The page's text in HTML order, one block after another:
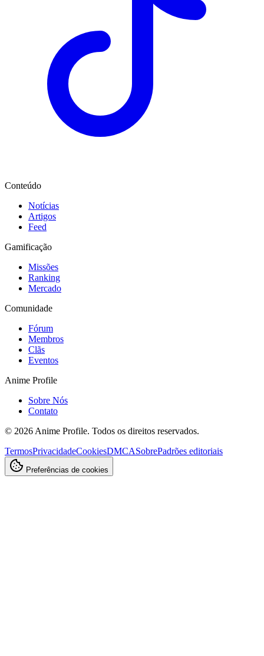
Conteúdo
Notícias
Artigos
Feed
Gamificação
Missões
Ranking
Mercado
Comunidade
Fórum
Membros
Clãs
Eventos
Anime Profile
Sobre Nós
Contato
© 2026 Anime Profile. Todos os direitos reservados.
TermosPrivacidadeCookiesDMCASobrePadrões editoriais
Preferências de cookies